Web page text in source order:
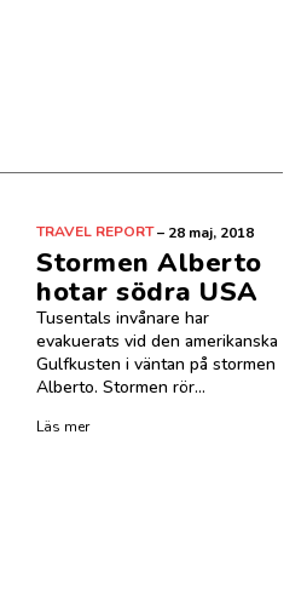
TRAVEL REPORT– 28 maj, 2018
Stormen Alberto
hotar södra USA
Tusentals invånare har
evakuerats vid den amerikanska
Gulfkusten i väntan på stormen
Alberto. Stormen rör...
Läs mer